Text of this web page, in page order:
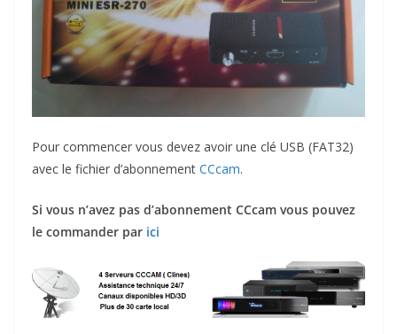
Pour commencer vous devez avoir une clé USB (FAT32)
avec le fichier d’abonnement CCcam.
Si vous n’avez pas d’abonnement CCcam vous pouvez
le commander par ici